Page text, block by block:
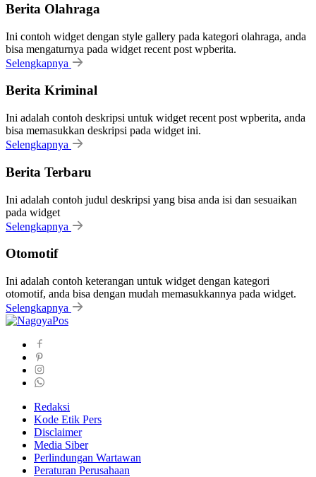
Berita Olahraga
Ini contoh widget dengan style gallery pada kategori olahraga, anda
bisa mengaturnya pada widget recent post wpberita.
Selengkapnya
Berita Kriminal
Ini adalah contoh deskripsi untuk widget recent post wpberita, anda
bisa memasukkan deskripsi pada widget ini.
Selengkapnya
Berita Terbaru
Ini adalah contoh judul deskripsi yang bisa anda isi dan sesuaikan
pada widget
Selengkapnya
Otomotif
Ini adalah contoh keterangan untuk widget dengan kategori
otomotif, anda bisa dengan mudah memasukkannya pada widget.
Selengkapnya
Redaksi
Kode Etik Pers
Disclaimer
Media Siber
Perlindungan Wartawan
Peraturan Perusahaan